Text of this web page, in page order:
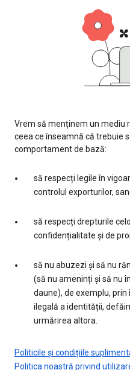
Vrem să menținem un mediu
ceea ce înseamnă că trebuie
comportament de bază:
să respecți legile în
controlul exporturilor,
să respecți drepturile
confidențialitate și de
să nu abuzezi și să nu
(să nu ameninți și să nu
daune), de exemplu,
ilegală a identității,
urmărirea altora.
Politicile și condițiile
Politica noastră privind